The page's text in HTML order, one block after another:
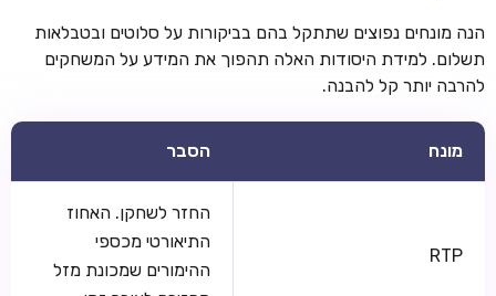
הנה מונחים נפוצים שתתקל בהם בביקורות על סלוטים ובטבלאות
תשלום. למידת היסודות האלה תהפוך את המידע על המשחקים
להרבה יותר קל להבנה.
מונח הסבר
RTP
החזר לשחקן. האחוז
התיאורטי מכספי
ההימורים שמכונת מזל